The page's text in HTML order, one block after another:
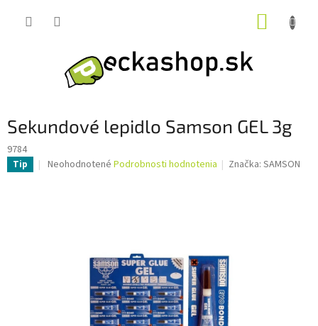
Sekundové lepidlo Samson GEL 3g
9784
Tip
Priemerné
hviezdičiek.
Neohodnotené Podrobnosti hodnotenia Značka:SAMSON